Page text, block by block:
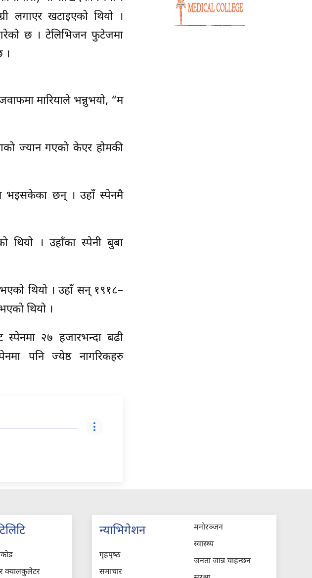
लगाएर खटाइएको थियो ।
गरेको छ । टेलिभिजन फुटेजमा
।
मारियाले भन्नुभयो, “म
ज्यान गएको केएर होमकी
भइसकेका छन् । उहाँ स्पेनमै
थियो । उहाँका स्पेनी बुबा
थियो । उहाँ सन् १९१८–
थियो ।
स्पेनमा २७ हजारभन्दा बढी
पनि ज्येष्ठ नागरिकहरु
क्यालकुलेटर
न्याभिगेशन
गृहपृष्‍ठ
समाचार
मनोरञ्जन
स्वास्थ्य
जनता जान्न चाहन्छन